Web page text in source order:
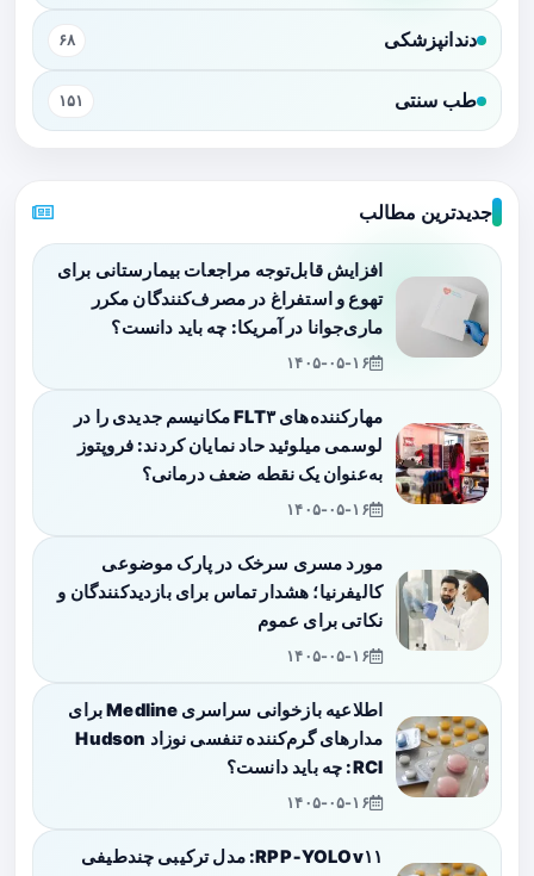
دندانپزشکی ۶۸
طب سنتی ۱۵۱
جدیدترین مطالب
افزایش قابل‌توجه مراجعات بیمارستانی برای
تهوع و استفراغ در مصرف‌کنندگان مکرر
ماری‌جوانا در آمریکا: چه باید دانست؟
۱۴۰۵-۰۵-۱۶
مهارکننده‌های FLT۳ مکانیسم جدیدی را در
لوسمی میلوئید حاد نمایان کردند: فروپتوز
به‌عنوان یک نقطه ضعف درمانی؟
۱۴۰۵-۰۵-۱۶
مورد مسری سرخک در پارک موضوعی
کالیفرنیا؛ هشدار تماس برای بازدیدکنندگان و
نکاتی برای عموم
۱۴۰۵-۰۵-۱۶
اطلاعیه بازخوانی سراسری Medline برای
مدارهای گرم‌کننده تنفسی نوزاد Hudson
RCI: چه باید دانست؟
۱۴۰۵-۰۵-۱۶
RPP‑YOLOv۱۱: مدل ترکیبی چندطیفی